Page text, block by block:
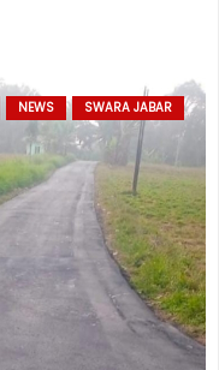
NEWS
SWARA JABAR